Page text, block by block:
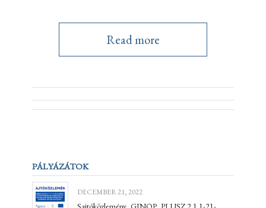
Read more
PÁLYÁZÁTOK
DECEMBER 21, 2022